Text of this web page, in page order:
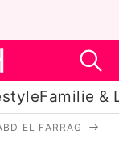
Familie &
EL FARRAG